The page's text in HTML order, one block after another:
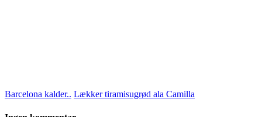
Barcelona kalder.. Lækker tiramisugrød ala Camilla